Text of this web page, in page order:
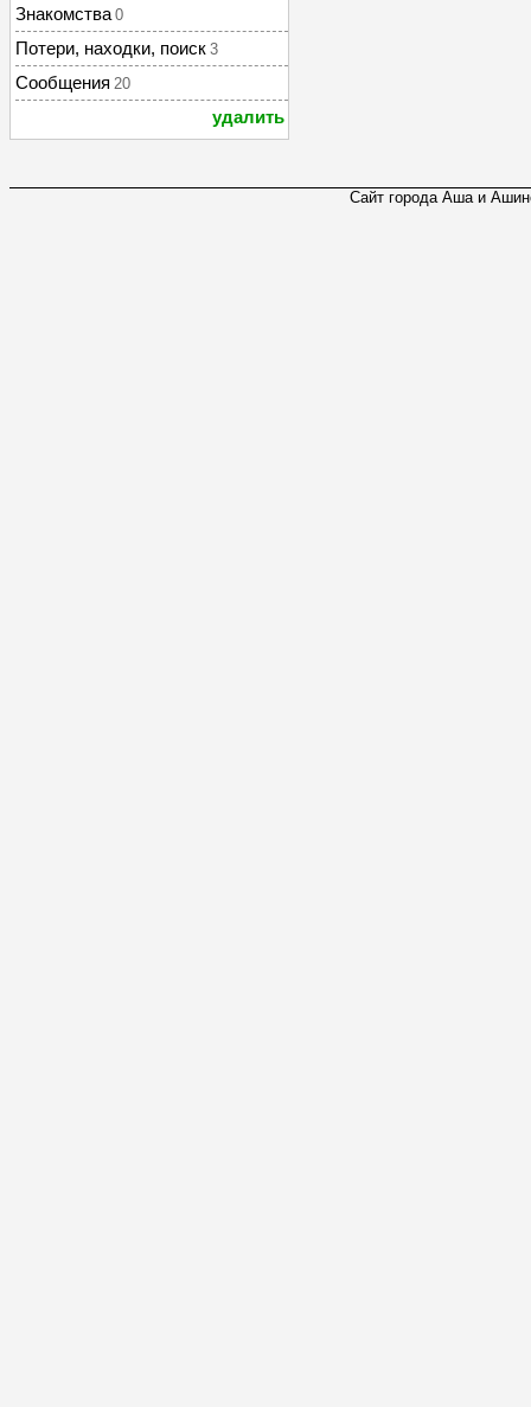
Знакомства 0
Потери, находки, поиск 3
Сообщения 20
удалить
Сайт города Аша и